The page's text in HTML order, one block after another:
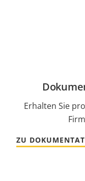
Erhalten Sie
ZU